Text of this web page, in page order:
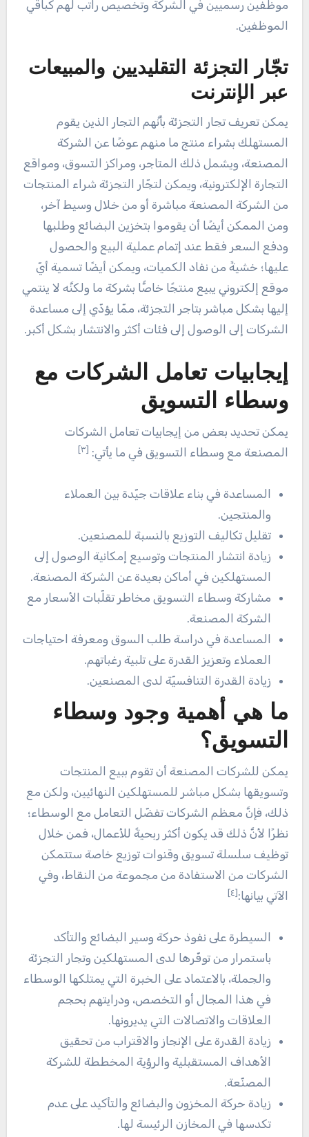
موظفين رسميين في الشركة وتخصيص راتب لهم كباقي
الموظفين.
تجّار التجزئة التقليديين والمبيعات
عبر الإنترنت
يمكن تعريف تجار التجزئة بأنَّهم التجار الذين يقوم
المستهلك بشراء منتج ما منهم عوضًا عن الشركة
المصنعة، ويشمل ذلك المتاجر، ومراكز التسوق، ومواقع
التجارة الإلكترونية، ويمكن لتجّار التجزئة شراء المنتجات
من الشركة المصنعة مباشرة أو من خلال وسيط آخر،
ومن الممكن أيضًا أن يقوموا بتخزين البضائع وطلبها
ودفع السعر فقط عند إتمام عملية البيع والحصول
عليها؛ خشيةً من نفاد الكميات، ويمكن أيضًا تسمية أيّ
موقع إلكتروني يبيع منتجًا خاصًّا بشركة ما ولكنَّه لا ينتمي
إليها بشكل مباشر بتاجر التجزئة، ممّا يؤدّي إلى مساعدة
الشركات إلى الوصول إلى فئات أكثر والانتشار بشكل أكبر.
إيجابيات تعامل الشركات مع
وسطاء التسويق
يمكن تحديد بعض من إيجابيات تعامل الشركات
المصنعة مع وسطاء التسويق في ما يأتي: [٣]
المساعدة في بناء علاقات جيّدة بين العملاء
والمنتجين.
تقليل تكاليف التوزيع بالنسبة للمصنعين.
زيادة انتشار المنتجات وتوسيع إمكانية الوصول إلى
المستهلكين في أماكن بعيدة عن الشركة المصنعة.
مشاركة وسطاء التسويق مخاطر تقلّبات الأسعار مع
الشركة المصنعة.
المساعدة في دراسة طلب السوق ومعرفة احتياجات
العملاء وتعزيز القدرة على تلبية رغباتهم.
زيادة القدرة التنافسيّة لدى المصنعين.
ما هي أهمية وجود وسطاء
التسويق؟
يمكن للشركات المصنعة أن تقوم ببيع المنتجات
وتسويقها بشكل مباشر للمستهلكين النهائيين، ولكن مع
ذلك، فإنَّ معظم الشركات تفضّل التعامل مع الوسطاء؛
نظرًا لأنَّ ذلك قد يكون أكثر ربحيةً للأعمال، فمن خلال
توظيف سلسلة تسويق وقنوات توزيع خاصة ستتمكن
الشركات من الاستفادة من مجموعة من النقاط، وفي
الآتي بيانها: [٤]
السيطرة على نفوذ حركة وسير البضائع والتأكد
باستمرار من توفّرها لدى المستهلكين وتجار التجزئة
والجملة، بالاعتماد على الخبرة التي يمتلكها الوسطاء
في هذا المجال أو التخصص، ودرايتهم بحجم
العلاقات والاتصالات التي يديرونها.
زيادة القدرة على الإنجاز والاقتراب من تحقيق
الأهداف المستقبلية والرؤية المخططة للشركة
المصنّعة.
زيادة حركة المخزون والبضائع والتأكيد على عدم
تكدسها في المخازن الرئيسة لها.